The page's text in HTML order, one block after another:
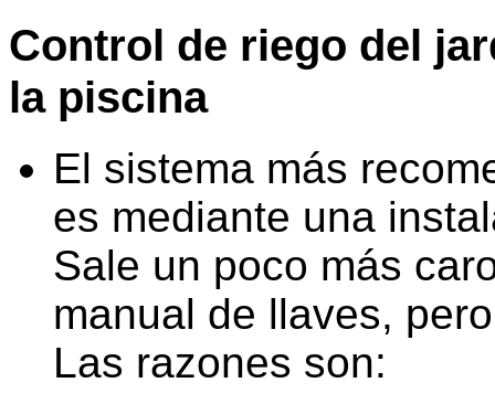
Control de riego del
la piscina
El sistema más
es mediante una
Sale un poco más
manual de llaves,
Las razones son: